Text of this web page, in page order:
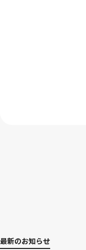
最新のお知らせ